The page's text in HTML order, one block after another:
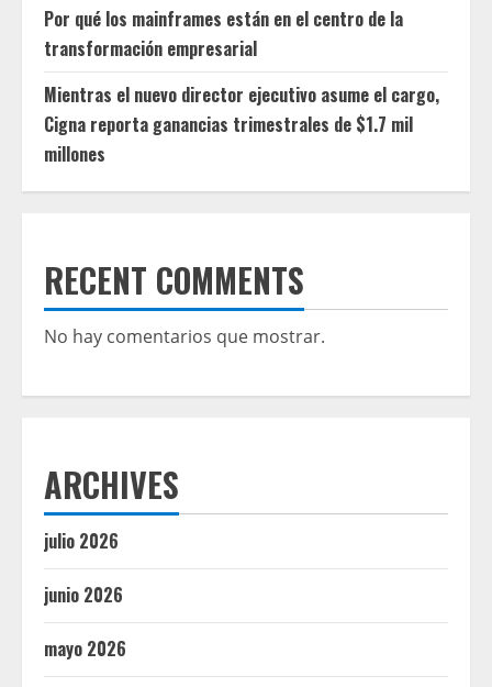
Por qué los mainframes están en el centro de la
transformación empresarial
Mientras el nuevo director ejecutivo asume el cargo,
Cigna reporta ganancias trimestrales de $1.7 mil
millones
RECENT COMMENTS
No hay comentarios que mostrar.
ARCHIVES
julio 2026
junio 2026
mayo 2026